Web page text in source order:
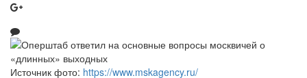
Источник фото: https://www.mskagency.ru/